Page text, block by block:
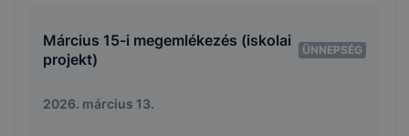
Március 15-i megemlékezés (iskolai
projekt)
ÜNNEPSÉG
2026. március 13.